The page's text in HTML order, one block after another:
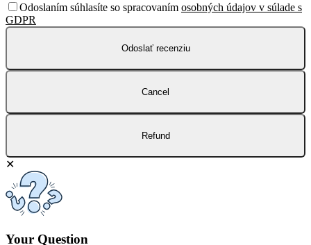
Odoslaním súhlasíte so spracovaním osobných údajov v súlade s
GDPR
Odoslať recenziu
Cancel
Refund
✕
Your Question